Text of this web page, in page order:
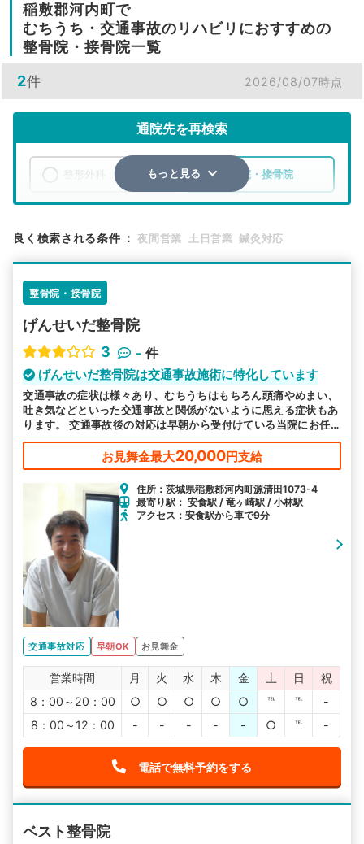
稲敷郡河内町で
むちうち・交通事故のリハビリにおすすめの
整骨院・接骨院一覧
2件 2026/08/07時点
通院先を再検索
整骨院・接骨院
検索する
駅から探す 院名から探す
もっと見る
良く検索される条件 ： 夜間営業 土日営業 鍼灸対応
整骨院・接骨院
げんせいだ整骨院
3
- 件
げんせいだ整骨院は交通事故施術に特化しています
交通事故の症状は様々あり、むちうちはもちろん頭痛やめまい、
吐き気などといった交通事故と関係がないように思える症状もあ
ります。 交通事故後の対応は早朝から受付けている当院にお任
せください。
お見舞金最大20,000円支給
住所：茨城県稲敷郡河内町源清田1073-4
最寄り駅： 安食駅 / 竜ヶ崎駅 / 小林駅
アクセス：安食駅から車で9分
交通事故対応 早朝OK お見舞金
営業時間 月 火 水 木 金 土 日
祝
8：00～20：00
○ ○ ○ ○ ○ ℡ ℡
-
8：00～12：00
- - - - - ○ ℡ -
電話で無料予約をする
ベスト整骨院